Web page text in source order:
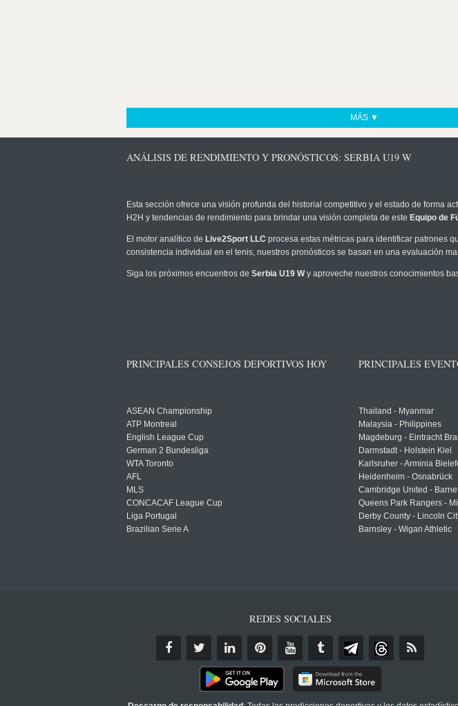
MÁS ▼
ANÁLISIS DE RENDIMIENTO Y PRONÓSTICOS: SERBIA U19 W
Esta sección ofrece una visión profunda del historial competitivo y el estado de forma
H2H y tendencias de rendimiento para brindar una visión completa de este Equipo de
El motor analítico de Live2Sport LLC procesa estas métricas para identificar patrones
consistencia individual en el tenis, nuestros pronósticos se basan en una evaluación
Siga los próximos encuentros de Serbia U19 Wy aproveche nuestros conocimientos
PRINCIPALES CONSEJOS DEPORTIVOS HOY
ASEAN Championship
ATP Montreal
English League Cup
German 2 Bundesliga
WTA Toronto
AFL
MLS
CONCACAF League Cup
Liga Portugal
Brazilian Serie A
PRINCIPALES
Thailand - Myanmar
Malaysia - Philippines
Magdeburg - Eintracht
Darmstadt - Holstein Kiel
Karlsruher - Arminia
Heidenheim - Osnabrück
Cambridge United -
Queens Park Rangers -
Derby County - Lincoln
Barnsley - Wigan Athletic
REDES SOCIALES